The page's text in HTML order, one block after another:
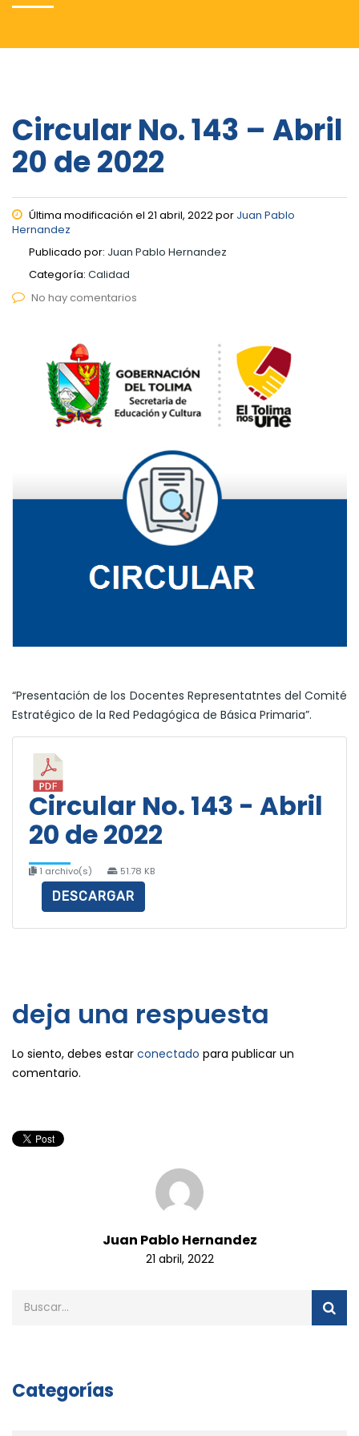
Circular No. 143 – Abril
20 de 2022
Última modificación el 21 abril, 2022 por Juan Pablo
Hernandez
Publicado por: Juan Pablo Hernandez
Categoría: Calidad
No hay comentarios
“Presentación de los Docentes Representatntes del Comité
Estratégico de la Red Pedagógica de Básica Primaria”.
Circular No. 143 - Abril
20 de 2022
1 archivo(s) 51.78 KB
DESCARGAR
deja una respuesta
Lo siento, debes estar conectado para publicar un
comentario.
Juan Pablo Hernandez
21 abril, 2022
Categorías